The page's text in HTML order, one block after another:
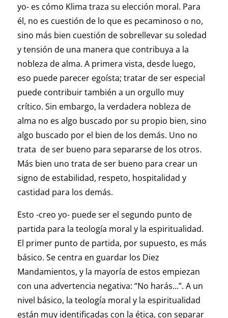
yo- es cómo Klima traza su elección moral. Para
él, no es cuestión de lo que es pecaminoso o no,
sino más bien cuestión de sobrellevar su soledad
y tensión de una manera que contribuya a la
nobleza de alma. A primera vista, desde luego,
eso puede parecer egoísta; tratar de ser especial
puede contribuir también a un orgullo muy
crítico. Sin embargo, la verdadera nobleza de
alma no es algo buscado por su propio bien, sino
algo buscado por el bien de los demás. Uno no
trata de ser bueno para separarse de los otros.
Más bien uno trata de ser bueno para crear un
signo de estabilidad, respeto, hospitalidad y
castidad para los demás.
Esto -creo yo- puede ser el segundo punto de
partida para la teología moral y la espiritualidad.
El primer punto de partida, por supuesto, es más
básico. Se centra en guardar los Diez
Mandamientos, y la mayoría de estos empiezan
con una advertencia negativa: “No harás…”. A un
nivel básico, la teología moral y la espiritualidad
están muy identificadas con la ética, con separar